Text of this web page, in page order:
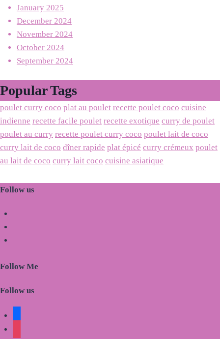
January 2025
December 2024
November 2024
October 2024
September 2024
Popular Tags
poulet curry coco plat au poulet recette poulet coco cuisine
indienne recette facile poulet recette exotique curry de poulet
poulet au curry recette poulet curry coco poulet lait de coco
curry lait de coco dîner rapide plat épicé curry crémeux poulet
au lait de coco curry lait coco cuisine asiatique
Follow us
Follow Me
Follow us